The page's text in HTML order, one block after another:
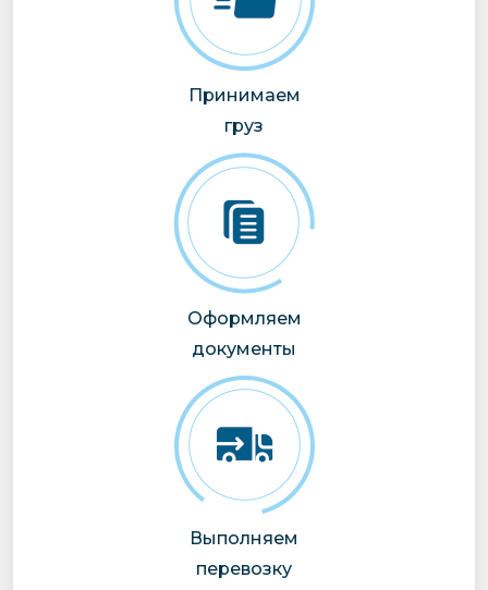
Принимаем
груз
Оформляем
документы
Выполняем
перевозку